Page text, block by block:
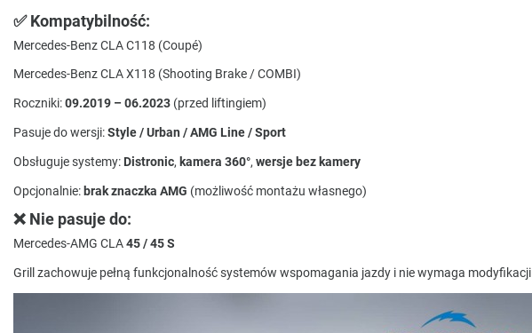
✅ Kompatybilność:
Mercedes-Benz CLA C118 (Coupé)
Mercedes-Benz CLA X118 (Shooting Brake / COMBI)
Roczniki:09.2019 – 06.2023 (przed liftingiem)
Pasuje do wersji:Style / Urban / AMG Line / Sport
Obsługuje systemy: Distronic, kamera 360°, wersje bez kamery
Opcjonalnie: brak znaczka AMG (możliwość montażu własnego)
❌ Nie pasuje do:
Mercedes-AMG CLA45 / 45 S
Grill zachowuje pełną funkcjonalność systemów wspomagania jazdy i nie wymaga